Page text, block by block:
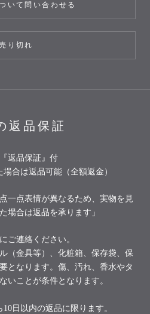
いて問い合わせる
り切れ
返品保証
返品保証』付
合は返品可能（全額返金）
一点表情が異なるため、実物を見
場合は返品を承ります」
ご連絡ください。
（金具等）、化粧箱、保存袋、保
となります。傷、汚れ、香水やタ
いことが条件となります。
日以内の返品に限ります。